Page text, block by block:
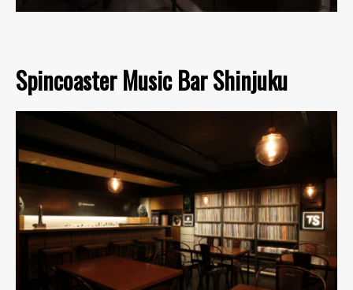
Spincoaster Music Bar Shinjuku